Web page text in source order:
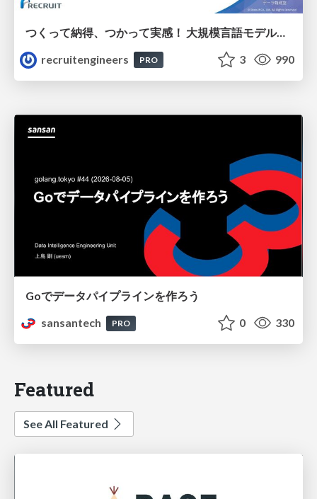
つくって納得、つかって実感！ 大規模言語モデルことはじめ ver2.0
recruitengineers
PRO 3 990
Goでデータパイプラインを作ろう
sansantech
PRO 0 330
Featured
See All Featured